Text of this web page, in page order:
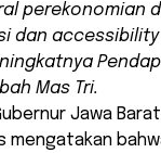
perekonomian
dan accessibility
Mas Tri.
Jawa Barat
mengatakan